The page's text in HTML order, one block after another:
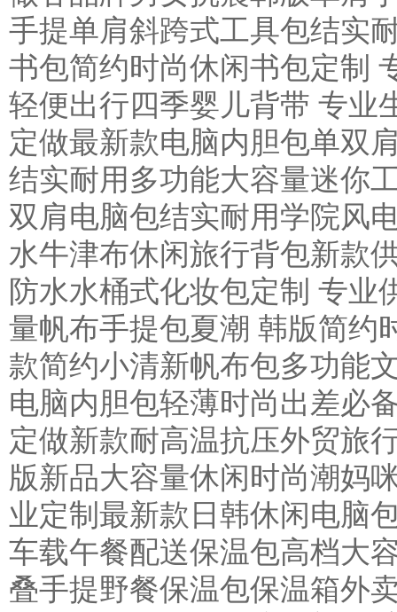
手提单肩斜跨式工具包结实
书包简约时尚休闲书包定制
轻便出行四季婴儿背带 专业
定做最新款电脑内胆包单双
结实耐用多功能大容量迷你
双肩电脑包结实耐用学院风
水牛津布休闲旅行背包新款
防水水桶式化妆包定制 专业
量帆布手提包夏潮 韩版简约
款简约小清新帆布包多功能
电脑内胆包轻薄时尚出差必
定做新款耐高温抗压外贸旅
版新品大容量休闲时尚潮妈
业定制最新款日韩休闲电脑
车载午餐配送保温包高档大
叠手提野餐保温包保温箱外